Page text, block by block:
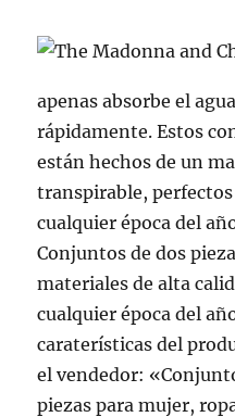
apenas absorbe el
rápidamente. Estos
están hechos de un
transpirable,
cualquier época del
Conjuntos de dos
materiales de alta
cualquier época del
caraterísticas del
el vendedor:
piezas para mujer,